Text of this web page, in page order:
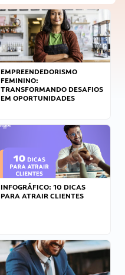
EMPREENDEDORISMO
FEMININO:
TRANSFORMANDO DESAFIOS
EM OPORTUNIDADES
INFOGRÁFICO: 10 DICAS
PARA ATRAIR CLIENTES